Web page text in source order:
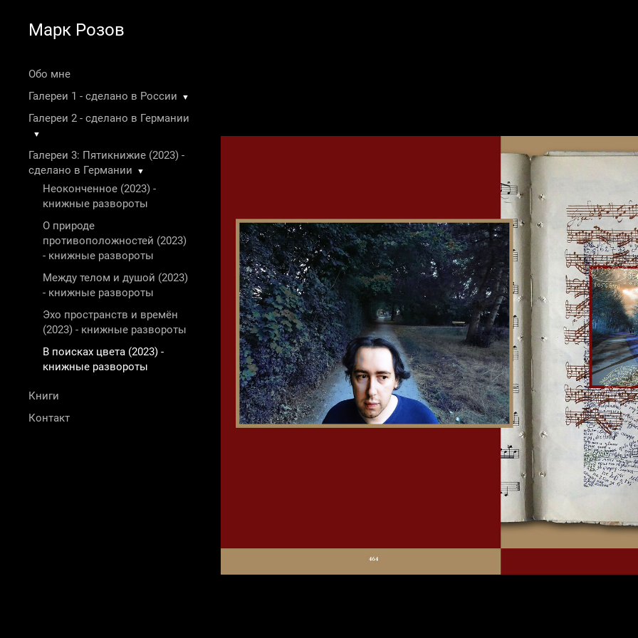
Марк Розов
Обо мне
Галереи 1 - сделано в России
▼
Галереи 2 - сделано в Германии
▼
Галереи 3: Пятикнижие (2023) -
сделано в Германии
▼
Неоконченное (2023) -
книжные развороты
О природе
противоположностей (2023)
- книжные развороты
Между телом и душой (2023)
- книжные развороты
Эхо пространств и времён
(2023) - книжные развороты
В поисках цвета (2023) -
книжные развороты
Книги
Контакт